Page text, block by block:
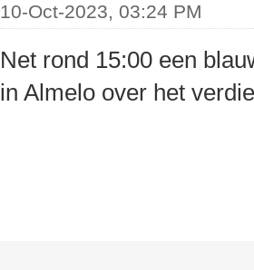
10-Oct-2023, 03:24 PM
Net rond 15:00 een
in Almelo over het